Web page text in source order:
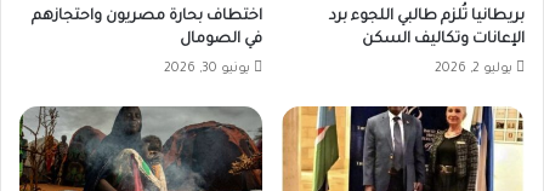
بريطانيا تُلزم طالبي اللجوء برد
الإعانات وتكاليف السكن
يوليو 2, 2026
اختطاف بحارة مصريون واحتجازهم
في الصومال
يونيو 30, 2026